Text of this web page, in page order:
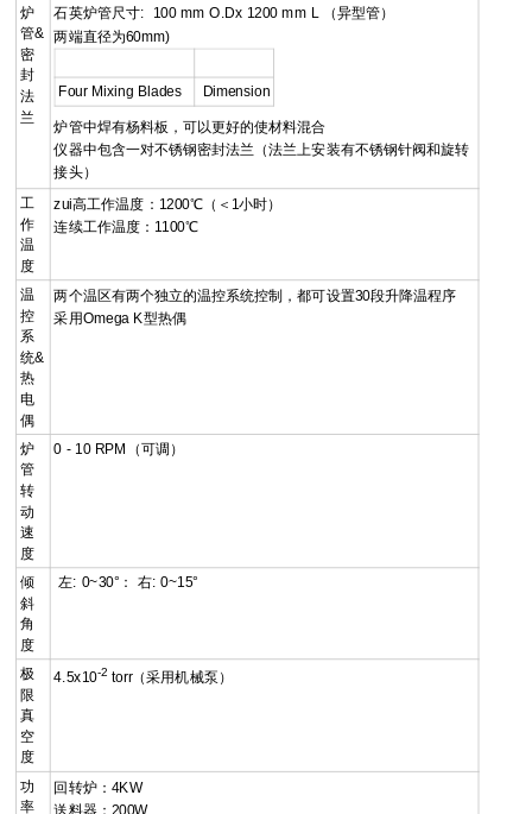
炉
管&
密
封
法
兰
石英炉管尺寸: 100 mm O.Dx 1200 mm L （异型管）
两端直径为60mm)
Four Mixing Blades Dimension
炉管中焊有杨料板，可以更好的使材料混合
仪器中包含一对不锈钢密封法兰（法兰上安装有不锈钢针阀和旋转
接头）
工
作
温
度
zui高工作温度：1200℃（＜1小时）
连续工作温度：1100℃
温
控
系
统&
热
电
偶
两个温区有两个独立的温控系统控制，都可设置30段升降温程序
采用Omega K型热偶
炉
管
转
动
速
度
0 - 10 RPM（可调）
倾
斜
角
度
左: 0~30°： 右: 0~15°
极
限
真
空
度
4.5x10-2torr（采用机械泵）
功
率
回转炉：4KW
送料器：200W